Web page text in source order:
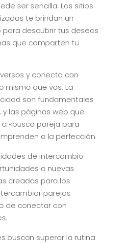
ser sencilla. Los sitios
te brindan un
descubrir tus deseos
que comparten tu
y conecta con
mismo que vos. La
son fundamentales
y las páginas web que
«busco pareja para
a la perfección.
de intercambio
a nuevas
creadas para los
parejas
de conectar con
buscan superar la rutina